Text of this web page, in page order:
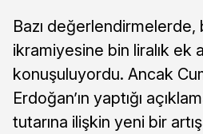
Bazı değerlendirmelerde,
ikramiyesine bin liralık ek
konuşuluyordu. Ancak
Erdoğan’ın yaptığı
tutarına ilişkin yeni bir